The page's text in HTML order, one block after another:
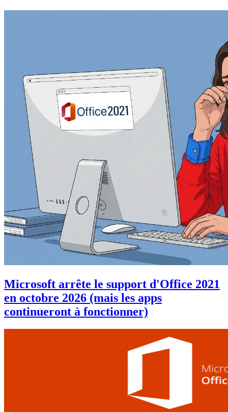
Microsoft arrête le support d'Office 2021
en octobre 2026 (mais les apps
continueront à fonctionner)